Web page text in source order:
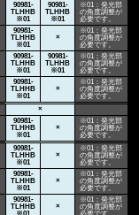
90981-
TLHHB
※01
90981-
TLHHB
※01
※01：発光部
の角度調整が
必要です。
90981-
TLHHB
※01
×
※01：発光部
の角度調整が
必要です。
90981-
TLHHB
※01
90981-
TLHHB
※01
※01：発光部
の角度調整が
必要です。
90981-
TLHHB
※01
×
※01：発光部
の角度調整が
必要です。
×
90981-
TLHHB
※01
×
※01：発光部
の角度調整が
必要です。
90981-
TLHHB
※01
×
※01：発光部
の角度調整が
必要です。
90981-
TLHHB
※01
×
※01：発光部
の角度調整が
必要です。
90981-
TLHHB
×
※01：発光部
の角度調整が